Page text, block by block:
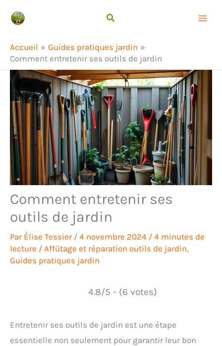
Accueil
Guides pratiques jardin
Comment entretenir ses outils de jardin
Comment entretenir ses
outils de jardin
Par Élise Tessier / 4 novembre 2024 / 4 minutes de
lecture / Affûtage et réparation outils de jardin,
Guides pratiques jardin
4.8/5 - (6 votes)
Entretenir ses outils de jardin est une étape
essentielle non seulement pour garantir leur bon